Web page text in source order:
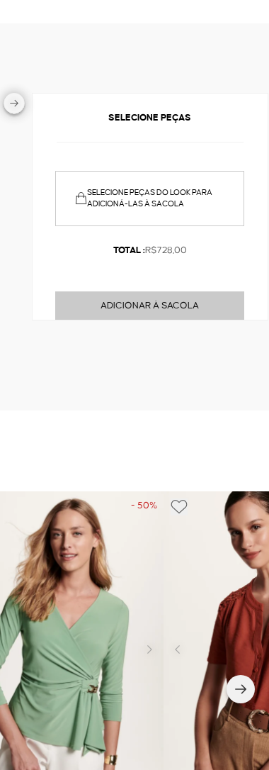
SELECIONE PEÇAS
SELECIONE PEÇAS DO LOOK PARA
ADICIONÁ-LAS À SACOLA
TOTAL :R$728,00
ADICIONAR À SACOLA
- 50%